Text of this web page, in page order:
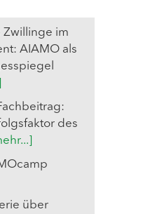
Zwillinge im
AIAMO als
des
über